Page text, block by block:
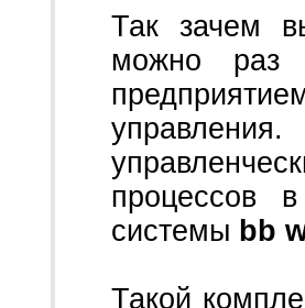
Так зачем
можно раз
процессов
системы bb
Такой